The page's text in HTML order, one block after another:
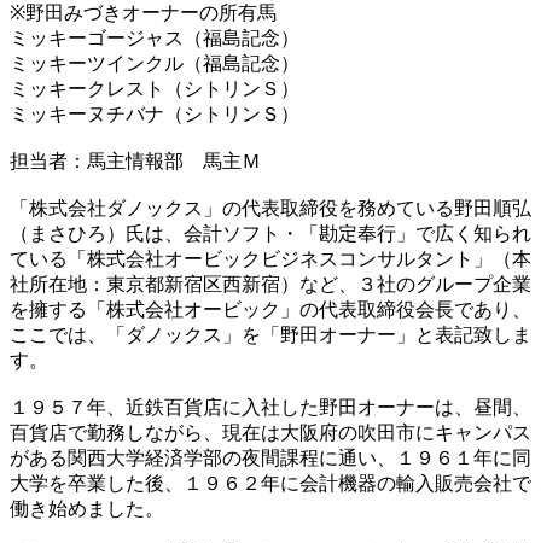
※野田みづきオーナーの所有馬
ミッキーゴージャス（福島記念）
ミッキーツインクル（福島記念）
ミッキークレスト（シトリンＳ）
ミッキーヌチバナ（シトリンＳ）
担当者：馬主情報部 馬主Ｍ
「株式会社ダノックス」の代表取締役を務めている野田順弘
（まさひろ）氏は、会計ソフト・「勘定奉行」で広く知られ
ている「株式会社オービックビジネスコンサルタント」（本
社所在地：東京都新宿区西新宿）など、３社のグループ企業
を擁する「株式会社オービック」の代表取締役会長であり、
ここでは、「ダノックス」を「野田オーナー」と表記致しま
す。
１９５７年、近鉄百貨店に入社した野田オーナーは、昼間、
百貨店で勤務しながら、現在は大阪府の吹田市にキャンパス
がある関西大学経済学部の夜間課程に通い、１９６１年に同
大学を卒業した後、１９６２年に会計機器の輸入販売会社で
働き始めました。